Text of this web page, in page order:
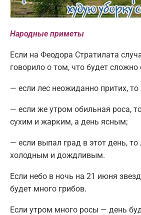
Народные приметы
Если на Феодора Стратилата
говорило о том, что будет сложно
— если лес неожиданно притих,
— если же утром обильная роса,
сухим и жарким, а день ясным;
— если выпал град в этот день, то
холодным и дождливым.
Если небо в ночь на 21 июня
будет много грибов.
Если утром много росы — день